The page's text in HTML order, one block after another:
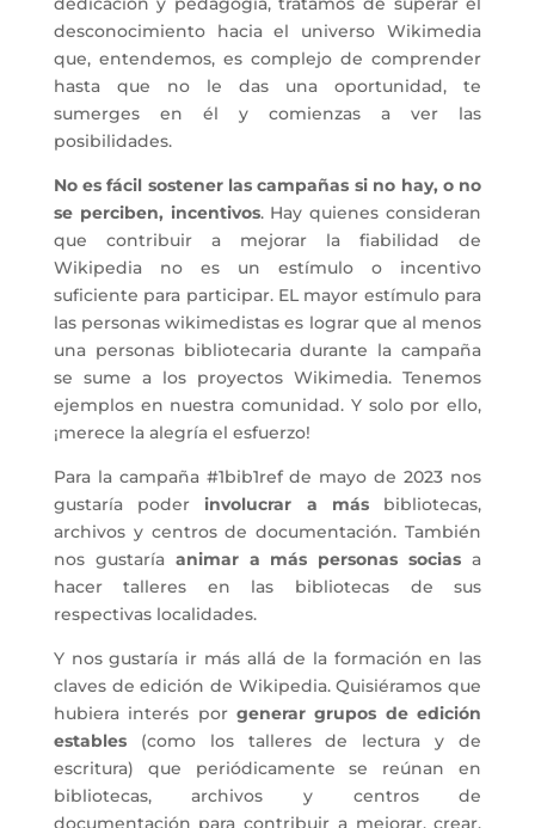
desconocimiento hacia el universo Wikimedia
que, entendemos, es complejo de comprender
hasta que no le das una oportunidad, te
sumerges en él y comienzas a ver las
posibilidades.
No es fácil sostener las campañas si no hay, o no
se perciben, incentivos. Hay quienes consideran
que contribuir a mejorar la fiabilidad de
Wikipedia no es un estímulo o incentivo
suficiente para participar. EL mayor estímulo para
las personas wikimedistas es lograr que al menos
una personas bibliotecaria durante la campaña
se sume a los proyectos Wikimedia. Tenemos
ejemplos en nuestra comunidad. Y solo por ello,
¡merece la alegría el esfuerzo!
Para la campaña #1bib1ref de mayo de 2023 nos
gustaría poderinvolucrar a másbibliotecas,
archivos y centros de documentación. También
nos gustaría animar a más personas sociasa
hacer talleres en las bibliotecas de sus
respectivas localidades.
Y nos gustaría ir más allá de la formación en las
claves de edición de Wikipedia. Quisiéramos que
hubiera interés por generar grupos de edición
estables (como los talleres de lectura y de
escritura) que periódicamente se reúnan en
bibliotecas, archivos y centros de
documentación para contribuir a mejorar, crear,